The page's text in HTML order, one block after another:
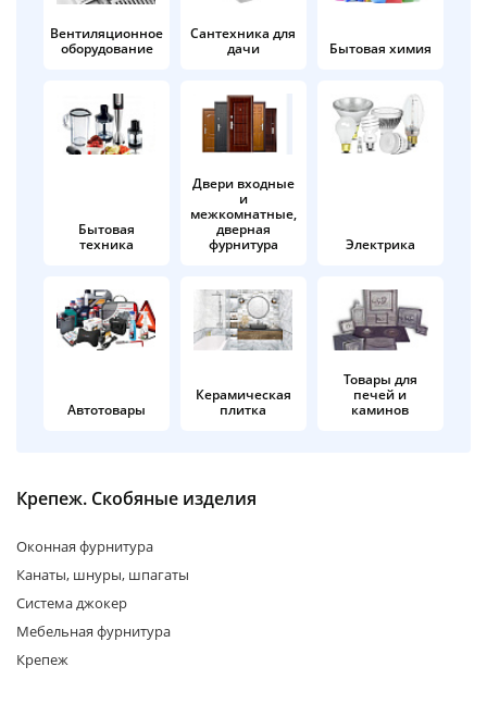
Вентиляционное
оборудование
Сантехника для
дачи
Бытовая химия
Бытовая
техника
Двери входные
и
межкомнатные,
дверная
фурнитура
Электрика
Автотовары
Керамическая
плитка
Товары для
печей и
каминов
Крепеж. Скобяные изделия
Оконная фурнитура
Канаты, шнуры, шпагаты
Система джокер
Мебельная фурнитура
Крепеж
Подробнее
об оплате Плайтом
раз в 2
недели
Остались вопросы?
8 800 302-02-51
plait.ru